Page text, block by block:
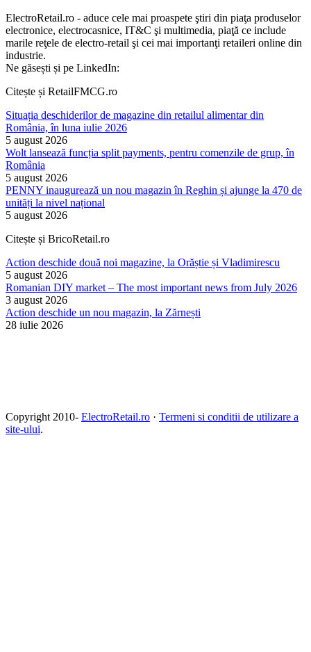
ElectroRetail.ro - aduce cele mai proaspete ştiri din piaţa produselor
electronice, electrocasnice, IT&C şi multimedia, piaţă ce include
marile reţele de electro-retail şi cei mai importanţi retaileri online din
industrie.
Ne găsești și pe LinkedIn:
Citește și RetailFMCG.ro
Situația deschiderilor de magazine din retailul alimentar din
România, în luna iulie 2026
5 august 2026
Wolt lansează funcția split payments, pentru comenzile de grup, în
România
5 august 2026
PENNY inaugurează un nou magazin în Reghin și ajunge la 470 de
unități la nivel național
5 august 2026
Citește și BricoRetail.ro
Action deschide două noi magazine, la Orăștie și Vladimirescu
5 august 2026
Romanian DIY market – The most important news from July 2026
3 august 2026
Action deschide un nou magazin, la Zărnești
28 iulie 2026
Copyright 2010- ElectroRetail.ro · Termeni si conditii de utilizare a
site-ului.